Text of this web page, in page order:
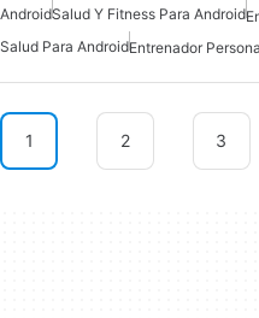
AndroidSalud Y Fitness Para Android
Salud Para Android
1 2 3